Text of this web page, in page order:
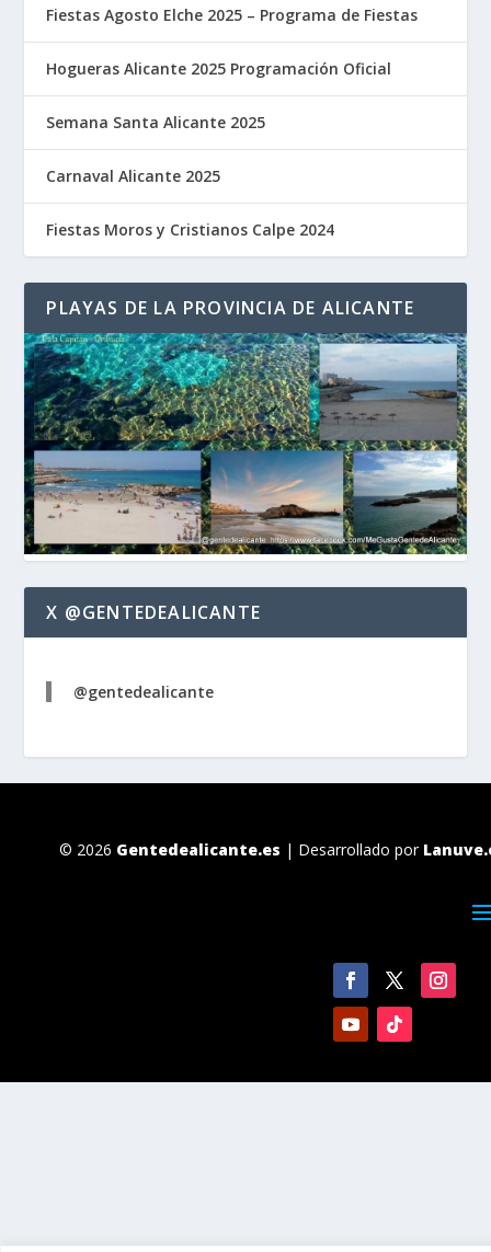
Fiestas Agosto Elche 2025 – Programa de Fiestas
Hogueras Alicante 2025 Programación Oficial
Semana Santa Alicante 2025
Carnaval Alicante 2025
Fiestas Moros y Cristianos Calpe 2024
PLAYAS DE LA PROVINCIA DE ALICANTE
X @GENTEDEALICANTE
@gentedealicante
© 2026 Gentedealicante.es | Desarrollado por